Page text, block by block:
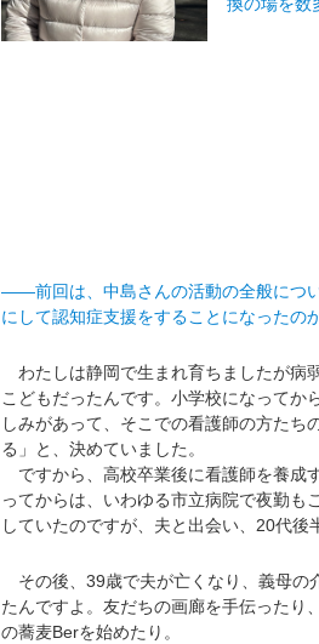
――前回は、中島さんの活動の全般につ
にして認知症支援をすることになったの
わたしは静岡で生まれ育ちましたが病
こどもだったんです。小学校になってか
しみがあって、そこでの看護師の方たち
る」と、決めていました。
ですから、高校卒業後に看護師を養成
ってからは、いわゆる市立病院で夜勤も
していたのですが、夫と出会い、20代後
その後、39歳で夫が亡くなり、義母の
たんですよ。友だちの画廊を手伝ったり
の蕎麦Berを始めたり。